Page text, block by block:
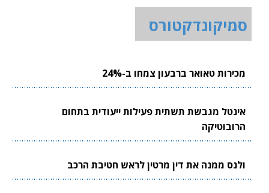
סמיקונדקטורס
מכירות טאואר ברבעון צמחו ב-24%
אינטל מגבשת תשתית פעילות ייעודית בתחום
הרובוטיקה
ולנס ממנה את דין מרטין לראש חטיבת הרכב